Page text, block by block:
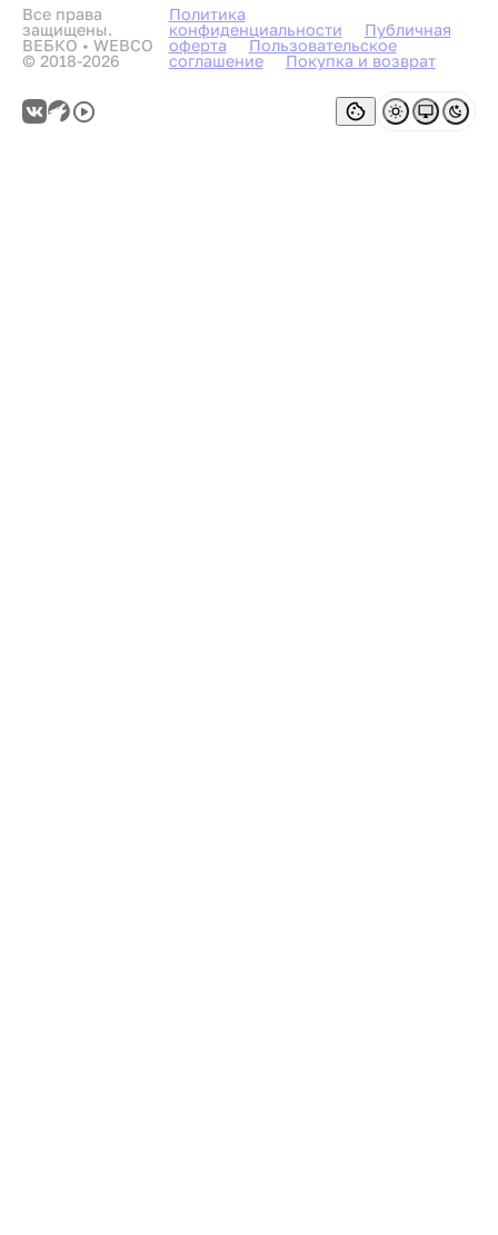
Все права
защищены.
ВЕБКО • WEBCO
© 2018-2026
Политика
конфиденциальности
Публичная
оферта
Пользовательское
соглашение
Покупка и возврат